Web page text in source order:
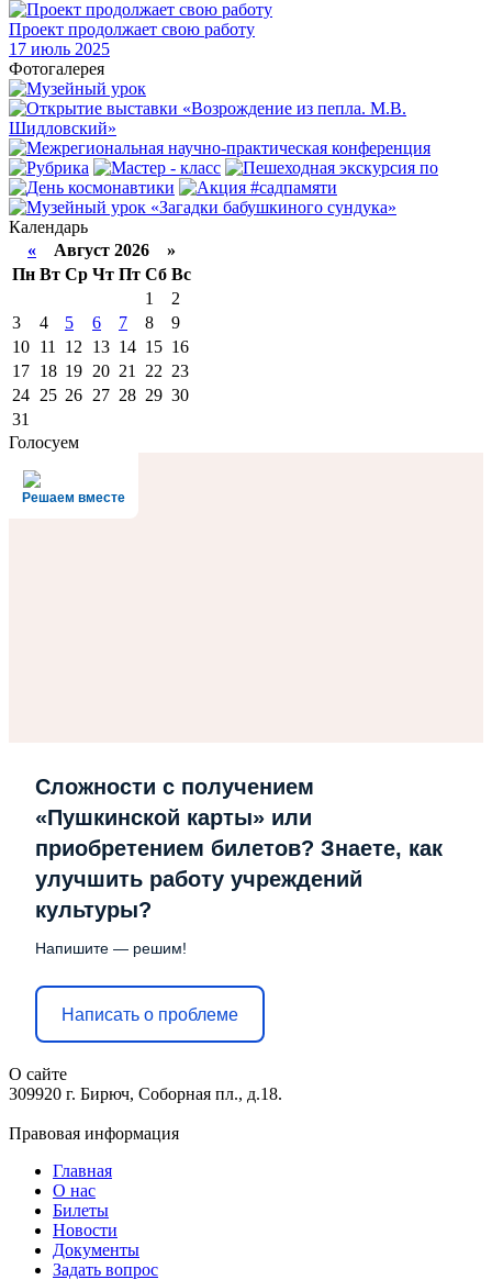
Проект продолжает свою работу
17 июль 2025
Фотогалерея
Календарь
« Август 2026 »
Пн Вт Ср Чт Пт Сб Вс
1
2
3
4 5 6 7 8
9
10 11 12 13 14 15 16
17 18 19 20 21 22 23
24 25 26 27 28 29 30
31
Голосуем
Решаем вместе
Сложности с получением
«Пушкинской карты» или
приобретением билетов? Знаете, как
улучшить работу учреждений
культуры?
Напишите — решим!
Написать о проблеме
О сайте
309920 г. Бирюч, Соборная пл., д.18.
Правовая информация
Главная
О нас
Билеты
Новости
Документы
Задать вопрос